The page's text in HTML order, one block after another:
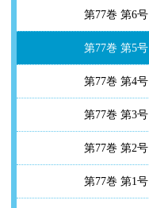
第77巻 第6号
第77巻 第5号
第77巻 第4号
第77巻 第3号
第77巻 第2号
第77巻 第1号